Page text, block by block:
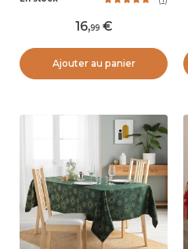
marine et doré
16,99
Ajouter au panier